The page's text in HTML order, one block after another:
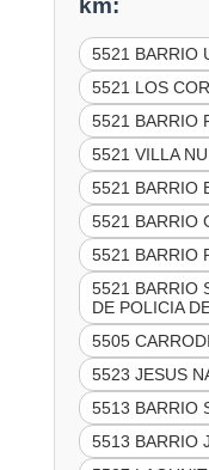
5521 BARRIO
5521 LOS
5521 BARRIO
5521 VILLA
5521 BARRIO
5521 BARRIO
5521 BARRIO
5521 BARRIO
DE POLICIA
5505
5523 JESUS
5513 BARRIO
5513 BARRIO